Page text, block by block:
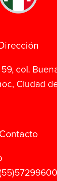
col.
Ciudad
Contacto